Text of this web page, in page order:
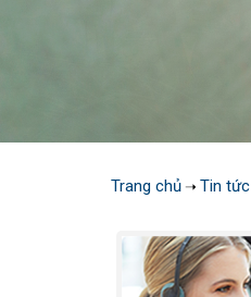
Trang chủ ➝ Tin tức